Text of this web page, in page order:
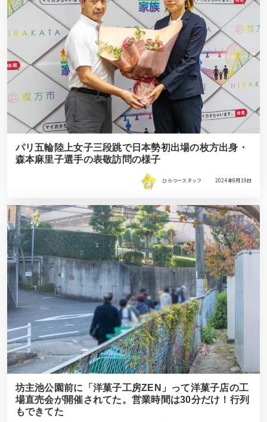
パリ五輪陸上女子三段跳で日本勢初出場の枚方出身・
森本麻里子選手の表敬訪問の様子
ひらつースタッフ 2024年9月19日
坊主池公園前に「洋菓子工房ZEN」って洋菓子店の工
場直売会が開催されてた。営業時間は30分だけ！行列
もできてた